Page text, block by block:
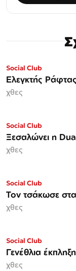
Social Club
Ελεγκτής Ράφτας
χθες
Social Club
Ξεσαλώνει η
χθες
Social Club
Τον τσάκωσε
χθες
Social Club
Γενέθλια
χθες